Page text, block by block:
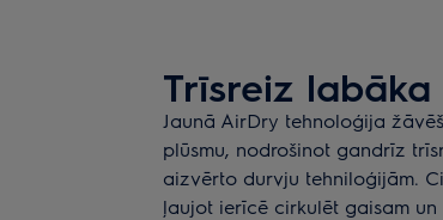
Trīsreiz
Jaunā AirDry tehnoloģija
plūsmu, nodrošinot gandrīz
aizvērto durvju tehniloģijām.
ļaujot ierīcē cirkulēt gaisam